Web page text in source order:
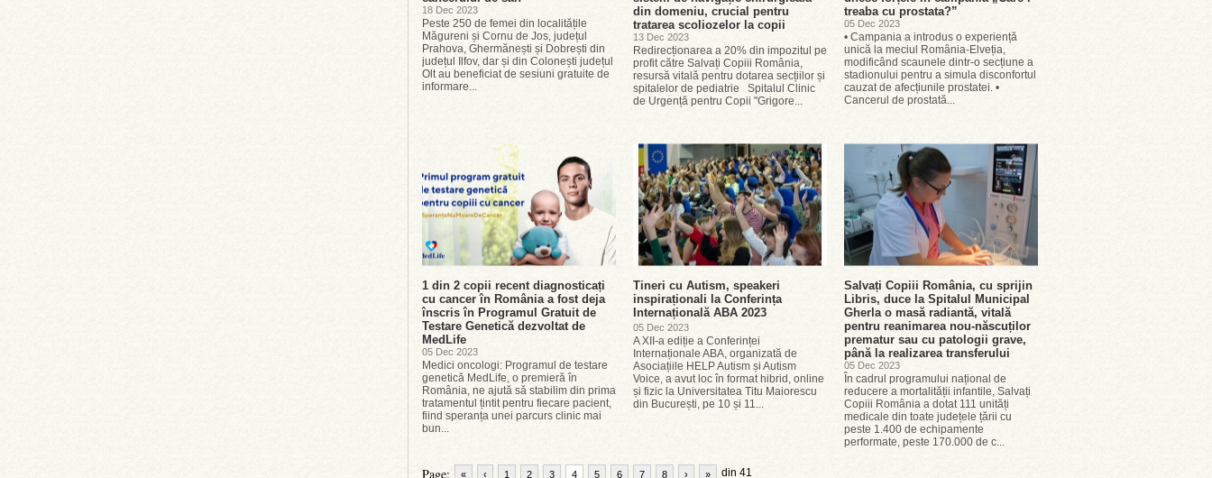
18 Dec 2023
Peste 250 de femei din localitățile
Măgureni și Cornu de Jos, județul
Prahova, Ghermănești și Dobrești din
județul Ilfov, dar și din Colonești județul
Olt au beneficiat de sesiuni gratuite de
informare...
din domeniu, crucial pentru
tratarea scoliozelor la copii
13 Dec 2023
Redirecționarea a 20% din impozitul pe
profit către Salvați Copiii România,
resursă vitală pentru dotarea secțiilor și
spitalelor de pediatrie Spitalul Clinic
de Urgență pentru Copii "Grigore...
treaba cu prostata?”
05 Dec 2023
• Campania a introdus o experiență
unică la meciul România-Elveția,
modificând scaunele dintr-o secțiune a
stadionului pentru a simula disconfortul
cauzat de afecțiunile prostatei. •
Cancerul de prostată...
1 din 2 copii recent diagnosticați
cu cancer în România a fost deja
înscris în Programul Gratuit de
Testare Genetică dezvoltat de
MedLife
05 Dec 2023
Medici oncologi: Programul de testare
genetică MedLife, o premieră în
România, ne ajută să stabilim din prima
tratamentul țintit pentru fiecare pacient,
fiind speranța unei parcurs clinic mai
bun...
Tineri cu Autism, speakeri
inspiraționali la Conferința
Internațională ABA 2023
05 Dec 2023
A XII-a ediție a Conferinței
Internaționale ABA, organizată de
Asociațiile HELP Autism și Autism
Voice, a avut loc în format hibrid, online
și fizic la Universitatea Titu Maiorescu
din București, pe 10 și 11...
Salvați Copiii România, cu sprijin
Libris, duce la Spitalul Municipal
Gherla o masă radiantă, vitală
pentru reanimarea nou-născuților
prematur sau cu patologii grave,
până la realizarea transferului
05 Dec 2023
În cadrul programului național de
reducere a mortalității infantile, Salvați
Copiii România a dotat 111 unități
medicale din toate județele țării cu
peste 1.400 de echipamente
performate, peste 170.000 de c...
Page: « ‹ 1 2 3 4 5 6 7 8 din 41
› »